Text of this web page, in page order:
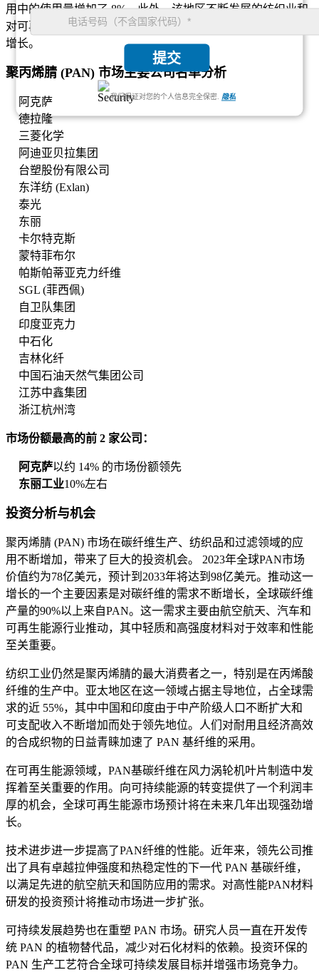
提交
我们保证对您的个人信息完全保密. 隐私
用中的使用量增加了 8%。此外，该地区不断发展的纺织业和
对可再生能源项目的兴趣也推动了对聚丙烯腈产品的需求不断
增长。
聚丙烯腈 (PAN) 市场主要公司名单分析
阿克萨
德拉隆
三菱化学
阿迪亚贝拉集团
台塑股份有限公司
东洋纺 (Exlan)
泰光
东丽
卡尔特克斯
蒙特菲布尔
帕斯帕蒂亚克力纤维
SGL (菲西佩)
自卫队集团
印度亚克力
中石化
吉林化纤
中国石油天然气集团公司
江苏中鑫集团
浙江杭州湾
市场份额最高的前 2 家公司：
阿克萨以约 14% 的市场份额领先
东丽工业10%左右
投资分析与机会
聚丙烯腈 (PAN) 市场在碳纤维生产、纺织品和过滤领域的应
用不断增加，带来了巨大的投资机会。 2023年全球PAN市场
价值约为78亿美元，预计到2033年将达到98亿美元。推动这一
增长的一个主要因素是对碳纤维的需求不断增长，全球碳纤维
产量的90%以上来自PAN。这一需求主要由航空航天、汽车和
可再生能源行业推动，其中轻质和高强度材料对于效率和性能
至关重要。
纺织工业仍然是聚丙烯腈的最大消费者之一，特别是在丙烯酸
纤维的生产中。亚太地区在这一领域占据主导地位，占全球需
求的近 55%，其中中国和印度由于中产阶级人口不断扩大和
可支配收入不断增加而处于领先地位。人们对耐用且经济高效
的合成织物的日益青睐加速了 PAN 基纤维的采用。
在可再生能源领域，PAN基碳纤维在风力涡轮机叶片制造中发
挥着至关重要的作用。向可持续能源的转变提供了一个利润丰
厚的机会，全球可再生能源市场预计将在未来几年出现强劲增
长。
技术进步进一步提高了PAN纤维的性能。近年来，领先公司推
出了具有卓越拉伸强度和热稳定性的下一代 PAN 基碳纤维，
以满足先进的航空航天和国防应用的需求。对高性能PAN材料
研发的投资预计将推动市场进一步扩张。
可持续发展趋势也在重塑 PAN 市场。研究人员一直在开发传
统 PAN 的植物替代品，减少对石化材料的依赖。投资环保的
PAN 生产工艺符合全球可持续发展目标并增强市场竞争力。